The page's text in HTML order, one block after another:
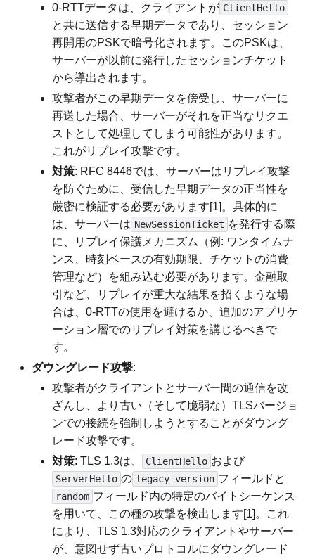
0-RTTデータは、クライアントが ClientHello
と共に送信する早期データであり、セッション
再開用のPSKで暗号化されます。このPSKは、
サーバーが以前に発行したセッションチケット
から導出されます。
攻撃者がこの早期データを傍受し、サーバーに
再送した場合、サーバーがそれを正当なリクエ
ストとして処理してしまう可能性があります。
これがリプレイ攻撃です。
対策: RFC 8446では、サーバーはリプレイ攻撃
を防ぐために、受信した早期データの正当性を
厳密に検証する必要があります[1]。具体的に
は、サーバーは NewSessionTicket を発行する際
に、リプレイ保護メカニズム（例: ワンタイムナ
ンス、時刻ベースの有効期限、チケットの消費
管理など）を組み込む必要があります。金融取
引など、リプレイが重大な結果を招くような場
合は、0-RTTの使用を避けるか、追加のアプリケ
ーション層でのリプレイ対策を講じるべきで
す。
ダウングレード攻撃:
攻撃者がクライアントとサーバー間の通信を改
ざんし、より古い（そして脆弱な）TLSバージョ
ンでの接続を強制しようとすることがダウング
レード攻撃です。
対策: TLS 1.3は、 ClientHello および
ServerHello の legacy_version フィールドと
random フィールド内の特定のバイトシーケンス
を用いて、この種の攻撃を検出します[1]。これ
により、TLS 1.3対応のクライアントやサーバー
が、意図せず古いプロトコルにダウングレード